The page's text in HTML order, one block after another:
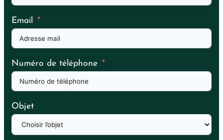
Email
Numéro de téléphone
Objet